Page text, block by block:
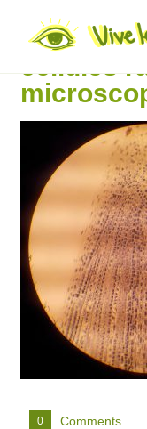
Mitose
cellules
0 Comments